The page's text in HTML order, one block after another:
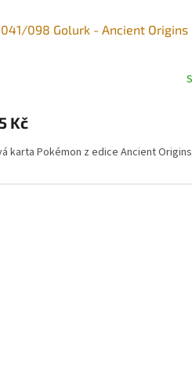
041/098 Golurk - Ancient Origins
Kč
karta Pokémon z edice Ancient